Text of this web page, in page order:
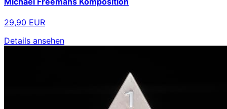
29,90 EUR
Details ansehen